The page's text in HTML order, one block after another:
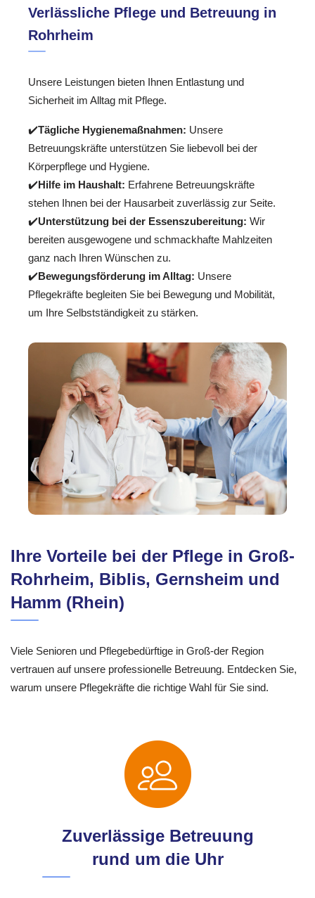
Verlässliche Pflege und Betreuung in
Rohrheim
Unsere Leistungen bieten Ihnen Entlastung und
Sicherheit im Alltag mit Pflege.
✔️Tägliche Hygienemaßnahmen: Unsere
Betreuungskräfte unterstützen Sie liebevoll bei der
Körperpflege und Hygiene.
✔️Hilfe im Haushalt: Erfahrene Betreuungskräfte
stehen Ihnen bei der Hausarbeit zuverlässig zur Seite.
✔️Unterstützung bei der Essenszubereitung: Wir
bereiten ausgewogene und schmackhafte Mahlzeiten
ganz nach Ihren Wünschen zu.
✔️Bewegungsförderung im Alltag: Unsere
Pflegekräfte begleiten Sie bei Bewegung und Mobilität,
um Ihre Selbstständigkeit zu stärken.
Ihre Vorteile bei der Pflege in Groß-
Rohrheim, Biblis, Gernsheim und
Hamm (Rhein)
Viele Senioren und Pflegebedürftige in Groß-der Region
vertrauen auf unsere professionelle Betreuung. Entdecken Sie,
warum unsere Pflegekräfte die richtige Wahl für Sie sind.
Zuverlässige Betreuung
rund um die Uhr